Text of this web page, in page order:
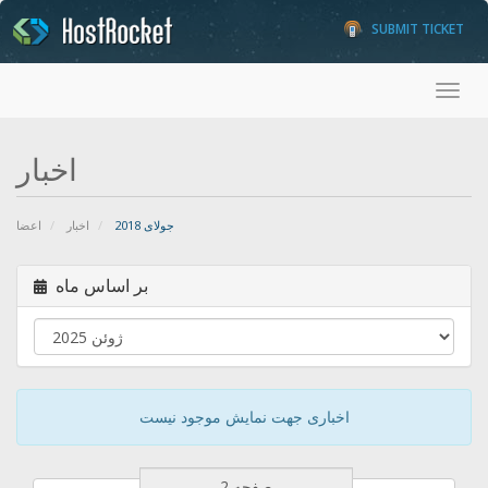
SUBMIT TICKET
اخبار
اعضا اخبار جولای 2018
بر اساس ماه
اخباری جهت نمایش موجود نیست